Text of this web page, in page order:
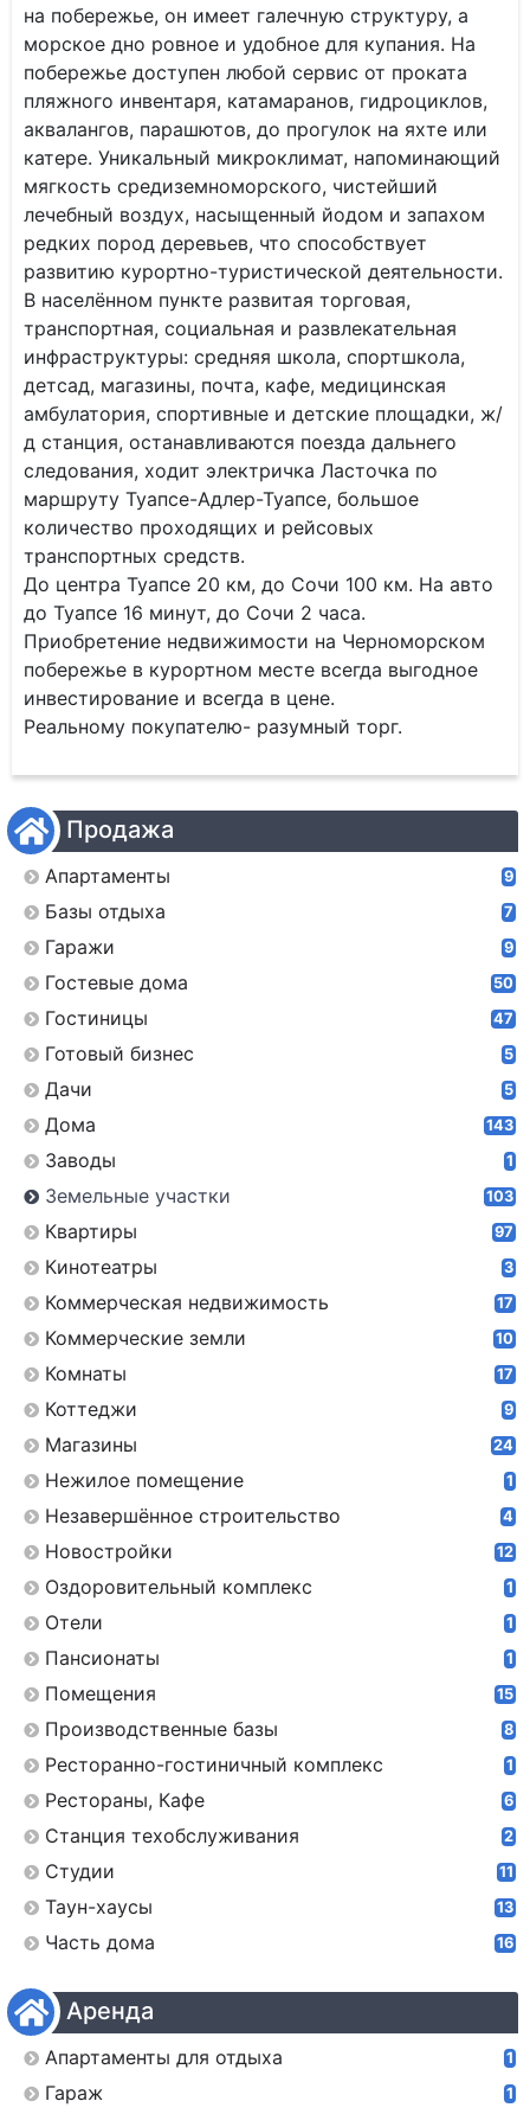
Продажа
Апартаменты 9
Базы отдыха 7
Гаражи 9
Гостевые дома 50
Гостиницы 47
Готовый бизнес 5
Дачи 5
Дома 143
Заводы 1
Земельные участки 103
Квартиры 97
Кинотеатры 3
Коммерческая недвижимость 17
Коммерческие земли 10
Комнаты 17
Коттеджи 9
Магазины 24
Нежилое помещение 1
Незавершённое строительство 4
Новостройки 12
Оздоровительный комплекс 1
Отели 1
Пансионаты 1
Помещения 15
Производственные базы 8
Ресторанно-гостиничный комплекс 1
Рестораны, Кафе 6
Станция техобслуживания 2
Студии 11
Таун-хаусы 13
Часть дома 16
Аренда
Апартаменты для отдыха 1
Гараж 1
на побережье, он имеет галечную структуру, а
морское дно ровное и удобное для купания. На
побережье доступен любой сервис от проката
пляжного инвентаря, катамаранов, гидроциклов,
аквалангов, парашютов, до прогулок на яхте или
катере. Уникальный микроклимат, напоминающий
мягкость средиземноморского, чистейший
лечебный воздух, насыщенный йодом и запахом
редких пород деревьев, что способствует
развитию курортно-туристической деятельности.
В населённом пункте развитая торговая,
транспортная, социальная и развлекательная
инфраструктуры: средняя школа, спортшкола,
детсад, магазины, почта, кафе, медицинская
амбулатория, спортивные и детские площадки, ж/
д станция, останавливаются поезда дальнего
следования, ходит электричка Ласточка по
маршруту Туапсе-Адлер-Туапсе, большое
количество проходящих и рейсовых
транспортных средств.
До центра Туапсе 20 км, до Сочи 100 км. На авто
до Туапсе 16 минут, до Сочи 2 часа.
Приобретение недвижимости на Черноморском
побережье в курортном месте всегда выгодное
инвестирование и всегда в цене.
Реальному покупателю- разумный торг.